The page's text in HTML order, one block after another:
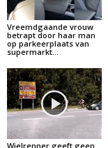
Vreemdgaande vrouw
betrapt door haar man
op parkeerplaats van
supermarkt…
Wielrenner geeft geen